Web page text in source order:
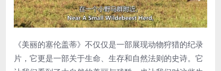
《美丽的塞伦盖蒂》不仅仅是一部展现动物狩猎的纪录
片，它更是一部关于生命、生存和自然法则的史诗。它